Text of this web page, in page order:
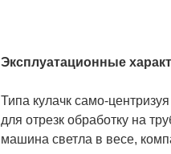
Эксплуатационные
Типа кулачк само-
для отрезк обработку на
машина светла в весе,